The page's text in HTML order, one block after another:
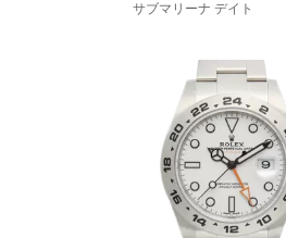
サブマリーナ デイト